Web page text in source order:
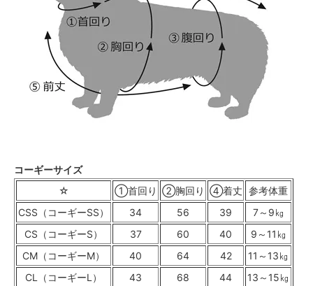
コーギーサイズ
☆
①首回り ②胸回り ④着丈 参考体重
CSS（コーギーSS）
34 56 39
7～9㎏
CS（コーギーS）
37 60 40
9～11㎏
CM（コーギーM）
40 64 42
11～13㎏
CL（コーギーL）
43 68 44
13～15㎏